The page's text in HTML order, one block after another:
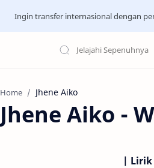
Ingin transfer internasional dengan
Home Jhene Aiko
Jhene Aiko -
| Lirik